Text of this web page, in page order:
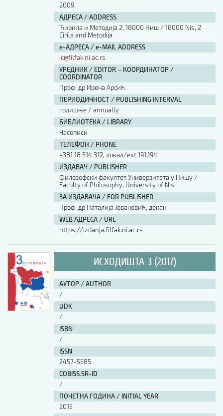
Шаблон прве стране и импресума [B5, ћир]
Шаблон прве стране и импресума [B5, лат]
Шаблон прве стране и импресума [B5, енг]
Етички кодекс
ПРЕТРАГА ИЗДАЊА
Наслов или део наслова
АУТОР / AUTHOR
ISBN
ISSN
2009
АДРЕСА / ADDRESS
Ћирила и Методија 2, 18000 Ниш / 18000 Nis, 2
Cirila and Metodija
е-АДРЕСА / e-MAIL ADDRESS
ic@filfak.ni.ac.rs
УРЕДНИК / EDITOR – КООРДИНАТОР /
COORDINATOR
Проф. др Ирена Арсић
ПЕРИОДИЧНОСТ / PUBLISHING INTERVAL
годишње / annually
БИБЛИОТЕКА / LIBRARY
Часописи
ТЕЛЕФОН / PHONE
+381 18 514 312, локал/ext 191,194
ИЗДАВАЧ / PUBLISHER
Филозофски факултет Универзитета у Нишу /
Faculty of Philosophy, University of Nis
ЗА ИЗДАВАЧА / FOR PUBLISHER
Проф. др Наталија Јовановић, декан
WEB АДРЕСА / URL
https://izdanja.filfak.ni.ac.rs
ИСХОДИШТА 3 (2017)
АУТОР / AUTHOR
/
UDK
/
ISBN
/
ISSN
2457-5585
COBISS.SR-ID
/
ПОЧЕТНА ГОДИНА / INITIAL YEAR
2015